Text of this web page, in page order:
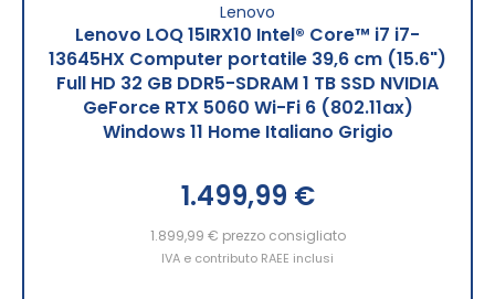
Lenovo
Lenovo LOQ 15IRX10 Intel® Core™ i7 i7-
13645HX Computer portatile 39,6 cm (15.6")
Full HD 32 GB DDR5-SDRAM 1 TB SSD NVIDIA
GeForce RTX 5060 Wi-Fi 6 (802.11ax)
Windows 11 Home Italiano Grigio
1.499,99 €
1.899,99 € prezzo consigliato
IVA e contributo RAEE inclusi